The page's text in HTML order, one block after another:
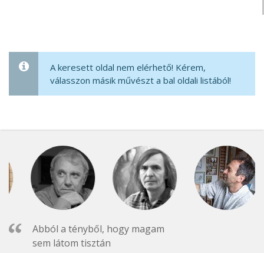
A keresett oldal nem elérhető! Kérem,
válasszon másik művészt a bal oldali listából!
Abból a tényből, hogy magam
sem látom tisztán